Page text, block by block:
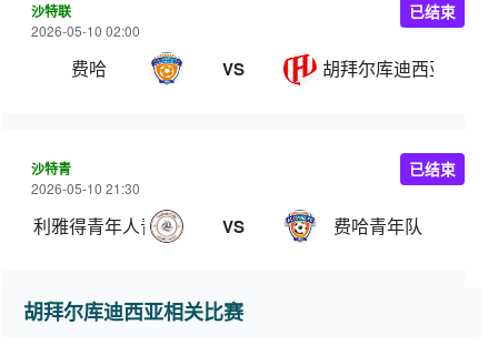
沙特联
2026-05-10 02:00
费哈 VS 胡拜尔库迪西亚
已结束
沙特青
2026-05-10 21:30
利雅得青年人青年队 VS 费哈青年队
已结束
胡拜尔库迪西亚相关比赛